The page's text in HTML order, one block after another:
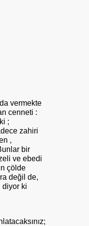
vermekte
cenneti :
;
zahiri
,
bir
ve ebedi
çölde
değil de,
diyor ki